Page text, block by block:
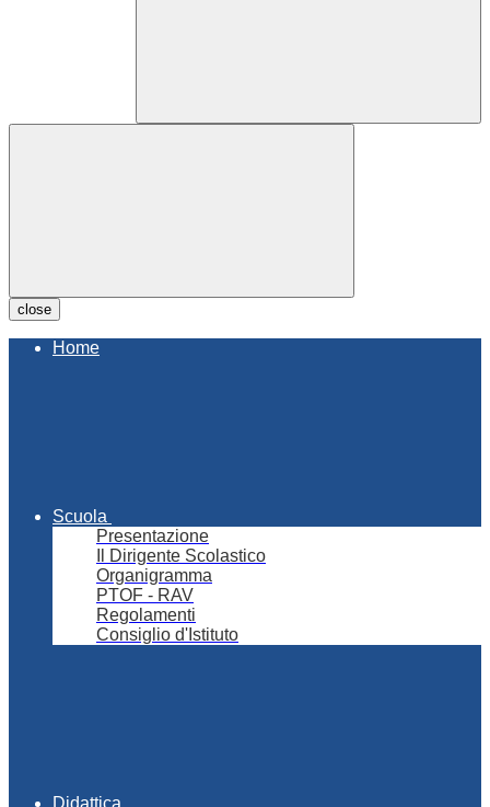
close
Home
Scuola
Presentazione
Il Dirigente Scolastico
Organigramma
PTOF - RAV
Regolamenti
Consiglio d'Istituto